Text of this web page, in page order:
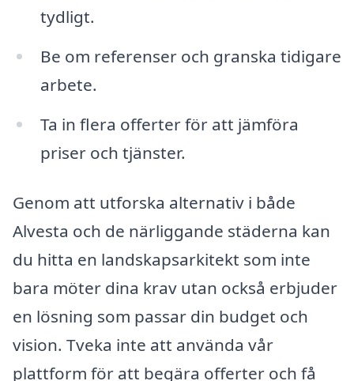
tydligt.
Be om referenser och granska tidigare
arbete.
Ta in flera offerter för att jämföra
priser och tjänster.
Genom att utforska alternativ i både
Alvesta och de närliggande städerna kan
du hitta en landskapsarkitekt som inte
bara möter dina krav utan också erbjuder
en lösning som passar din budget och
vision. Tveka inte att använda vår
plattform för att begära offerter och få